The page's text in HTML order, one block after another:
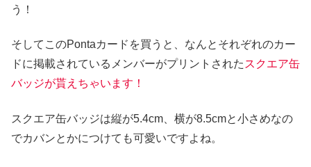
う！
そしてこのPontaカードを買うと、なんとそれぞれのカー
ドに掲載されているメンバーがプリントされた スクエア缶
バッジが貰えちゃいます！
スクエア缶バッジは縦が5.4cm、横が8.5cmと小さめなの
でカバンとかにつけても可愛いですよね。